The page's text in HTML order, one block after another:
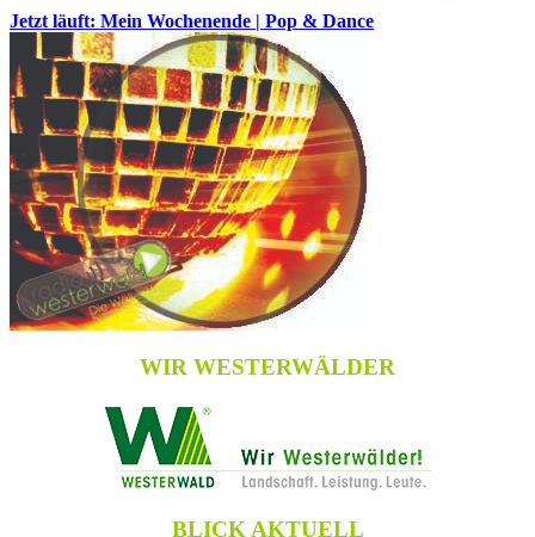
Jetzt läuft: Mein Wochenende | Pop & Dance
WIR WESTERWÄLDER
BLICK AKTUELL